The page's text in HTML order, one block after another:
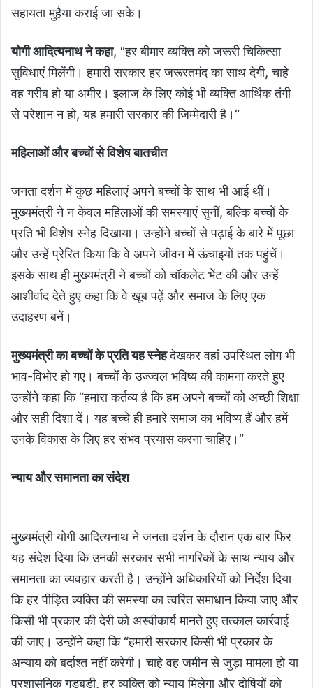
सहायता मुहैया कराई जा सके।
योगी आदित्यनाथ ने कहा, “हर बीमार व्यक्ति को जरूरी चिकित्सा
सुविधाएं मिलेंगी। हमारी सरकार हर जरूरतमंद का साथ देगी, चाहे
वह गरीब हो या अमीर। इलाज के लिए कोई भी व्यक्ति आर्थिक तंगी
से परेशान न हो, यह हमारी सरकार की जिम्मेदारी है।”
महिलाओं और बच्चों से विशेष बातचीत
जनता दर्शन में कुछ महिलाएं अपने बच्चों के साथ भी आई थीं।
मुख्यमंत्री ने न केवल महिलाओं की समस्याएं सुनीं, बल्कि बच्चों के
प्रति भी विशेष स्नेह दिखाया। उन्होंने बच्चों से पढ़ाई के बारे में पूछा
और उन्हें प्रेरित किया कि वे अपने जीवन में ऊंचाइयों तक पहुंचें।
इसके साथ ही मुख्यमंत्री ने बच्चों को चॉकलेट भेंट की और उन्हें
आशीर्वाद देते हुए कहा कि वे खूब पढ़ें और समाज के लिए एक
उदाहरण बनें।
मुख्यमंत्री का बच्चों के प्रति यह स्नेहदेखकर वहां उपस्थित लोग भी
भाव-विभोर हो गए। बच्चों के उज्ज्वल भविष्य की कामना करते हुए
उन्होंने कहा कि “हमारा कर्तव्य है कि हम अपने बच्चों को अच्छी शिक्षा
और सही दिशा दें। यह बच्चे ही हमारे समाज का भविष्य हैं और हमें
उनके विकास के लिए हर संभव प्रयास करना चाहिए।”
न्याय और समानता का संदेश
मुख्यमंत्री योगी आदित्यनाथ ने जनता दर्शन के दौरान एक बार फिर
यह संदेश दिया कि उनकी सरकार सभी नागरिकों के साथ न्याय और
समानता का व्यवहार करती है। उन्होंने अधिकारियों को निर्देश दिया
कि हर पीड़ित व्यक्ति की समस्या का त्वरित समाधान किया जाए और
किसी भी प्रकार की देरी को अस्वीकार्य मानते हुए तत्काल कार्रवाई
की जाए। उन्होंने कहा कि “हमारी सरकार किसी भी प्रकार के
अन्याय को बर्दाश्त नहीं करेगी। चाहे वह जमीन से जुड़ा मामला हो या
प्रशासनिक गड़बड़ी, हर व्यक्ति को न्याय मिलेगा और दोषियों को